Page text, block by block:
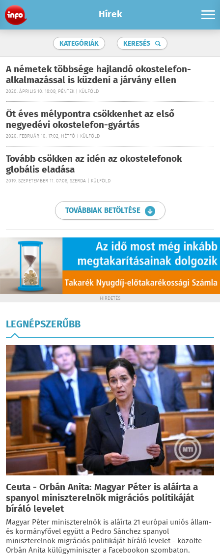
Hírek
KATEGÓRIÁK KERESÉS
A németek többsége hajlandó okostelefon-
alkalmazással is küzdeni a járvány ellen
2020. ÁPRILIS 10. 18:08, PÉNTEK | KÜLFÖLD
Öt éves mélypontra csökkenhet az első
negyedévi okostelefon-gyártás
2020. FEBRUÁR 10. 17:02, HÉTFŐ | KÜLFÖLD
Tovább csökken az idén az okostelefonok
globális eladása
2019. SZEPETEMBER 11. 07:08, SZERDA | KÜLFÖLD
TOVÁBBIAK BETÖLTÉSE
HIRDETÉS
LEGNÉPSZERŰBB
Ceuta - Orbán Anita: Magyar Péter is aláírta a
spanyol miniszterelnök migrációs politikáját
bíráló levelet
Magyar Péter miniszterelnök is aláírta 21 európai uniós állam-
és kormányfővel együtt a Pedro Sánchez spanyol
miniszterelnök migrációs politikáját bíráló levelet - közölte
Orbán Anita külügyminiszter a Facebookon szombaton.